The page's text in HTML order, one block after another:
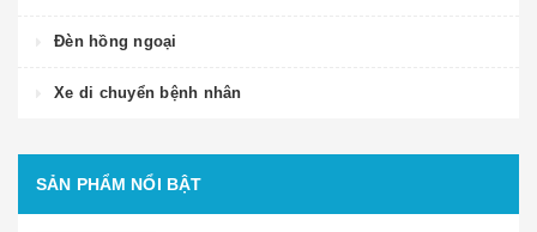
Đèn hồng ngoại
Xe di chuyển bệnh nhân
SẢN PHẨM NỔI BẬT